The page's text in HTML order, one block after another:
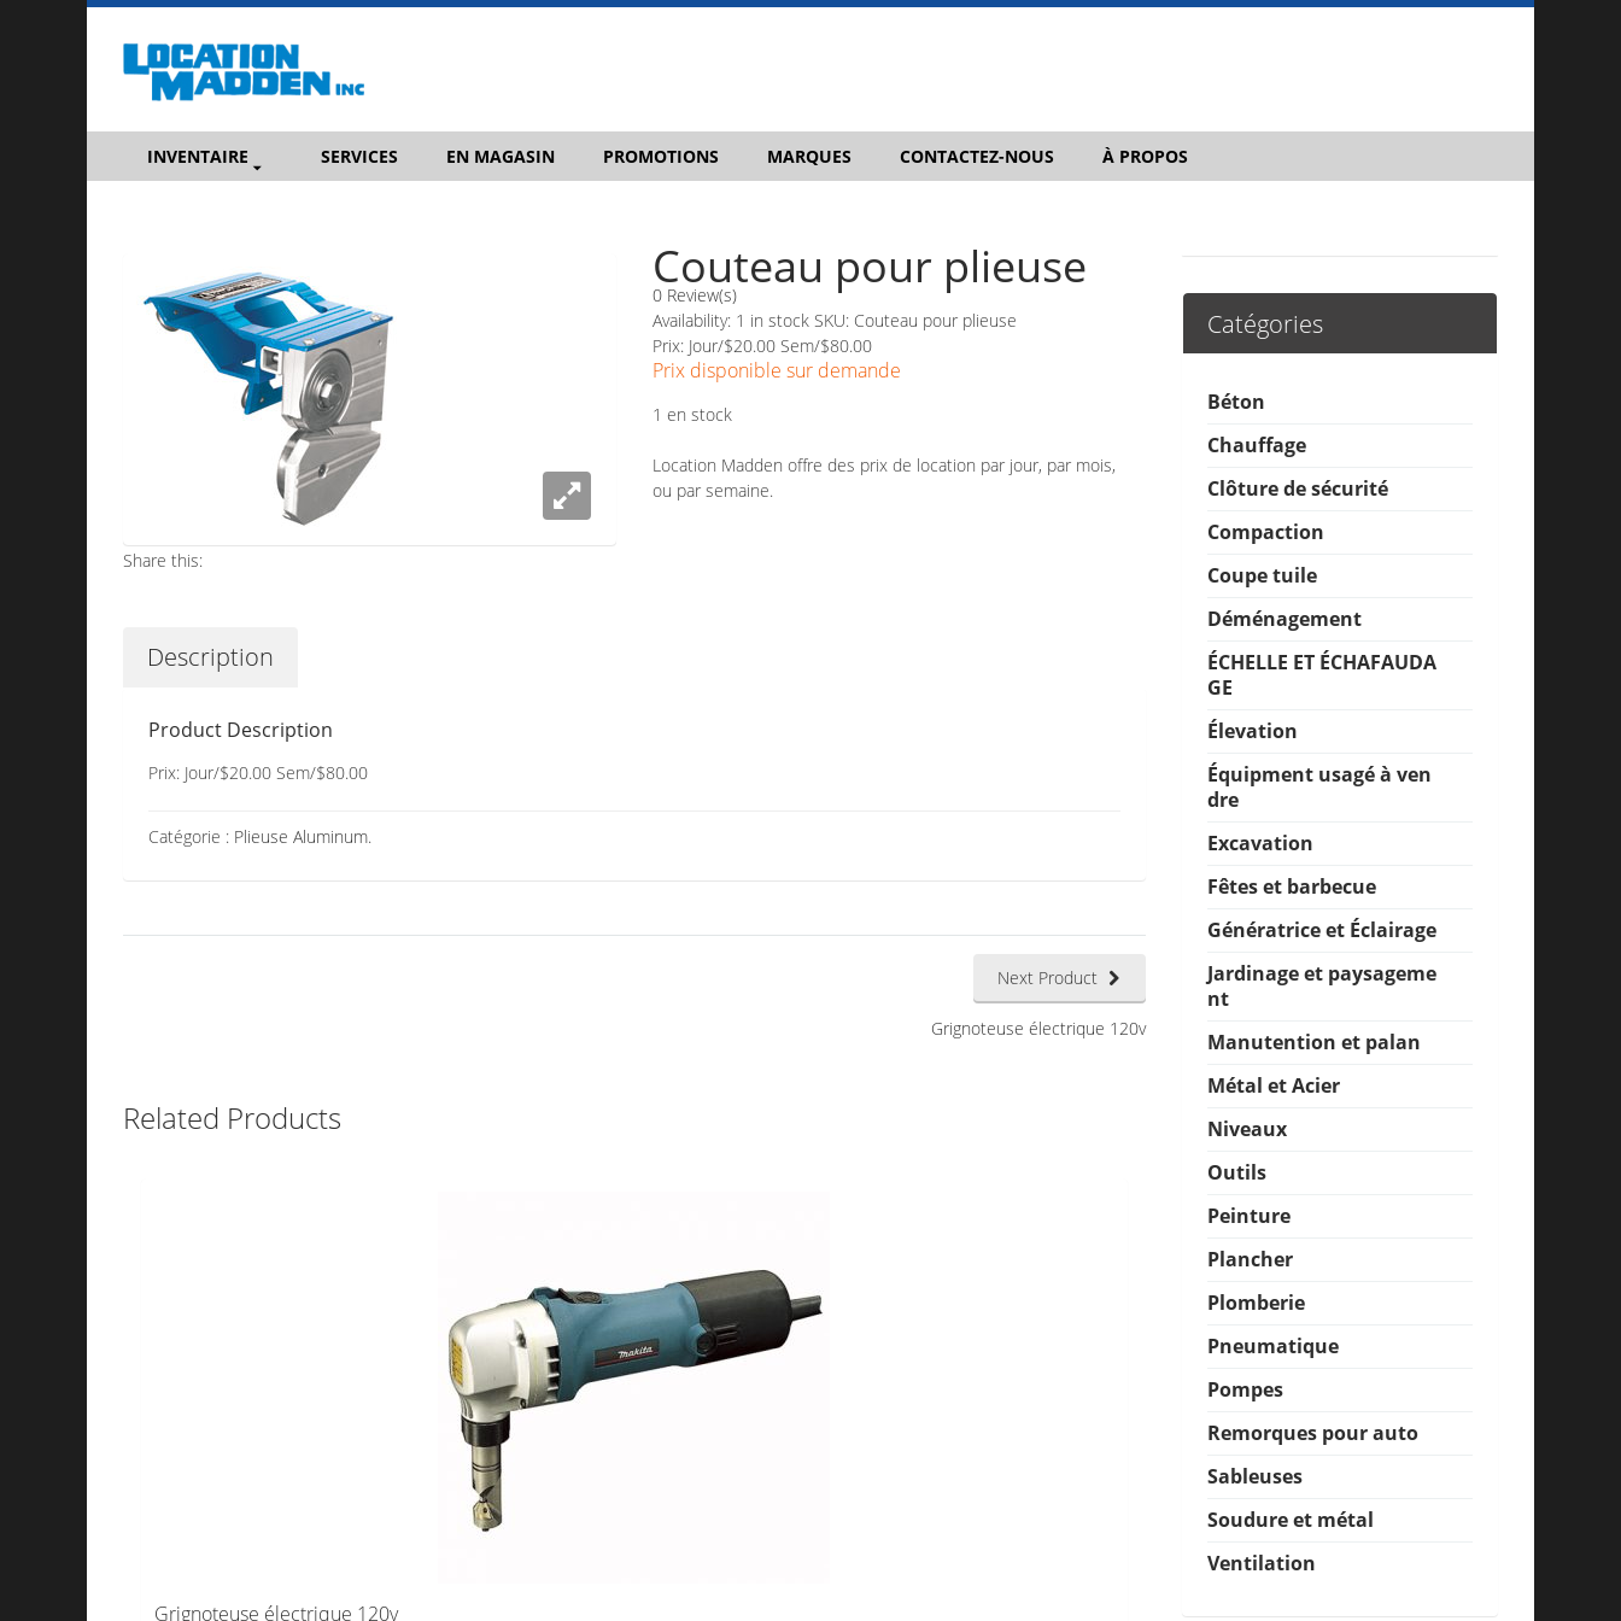
INVENTAIRE SERVICES EN MAGASIN PROMOTIONS MARQUES CONTACTEZ-NOUS À PROPOS
Share this:
Couteau pour plieuse
0 Review(s)
Availability: 1 in stock SKU: Couteau pour plieuse
Prix: Jour/$20.00 Sem/$80.00
Prix disponible sur demande
1 en stock
Location Madden offre des prix de location par jour, par mois,
ou par semaine.
Description
Product Description
Prix: Jour/$20.00 Sem/$80.00
Catégorie : Plieuse Aluminum.
Next Product
Grignoteuse électrique 120v
Related Products
Grignoteuse électrique 120v
Catégories
Béton
Chauffage
Clôture de sécurité
Compaction
Coupe tuile
Déménagement
ÉCHELLE ET ÉCHAFAUDA
GE
Élevation
Équipment usagé à ven
dre
Excavation
Fêtes et barbecue
Génératrice et Éclairage
Jardinage et paysageme
nt
Manutention et palan
Métal et Acier
Niveaux
Outils
Peinture
Plancher
Plomberie
Pneumatique
Pompes
Remorques pour auto
Sableuses
Soudure et métal
Ventilation